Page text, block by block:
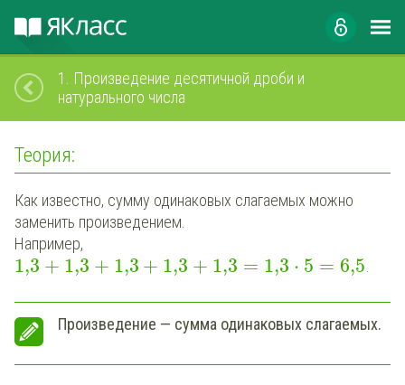
1.
Произведение десятичной дроби и
натурального числа
Теория:
Как известно, сумму одинаковых слагаемых можно
заменить произведением.
Например,
1,3 + 1,3 + 1,3 + 1,3 + 1,3 = 1,3 ⋅ 5 = 6,5
Произведение — сумма одинаковых слагаемых.